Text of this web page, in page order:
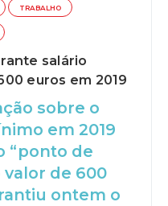
TRABALHO
salário
euros em 2019
sobre o
em 2019
“ponto de
valor de 600
ontem o